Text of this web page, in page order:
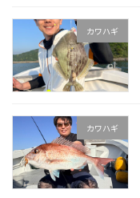
カワハギ
カワハギ